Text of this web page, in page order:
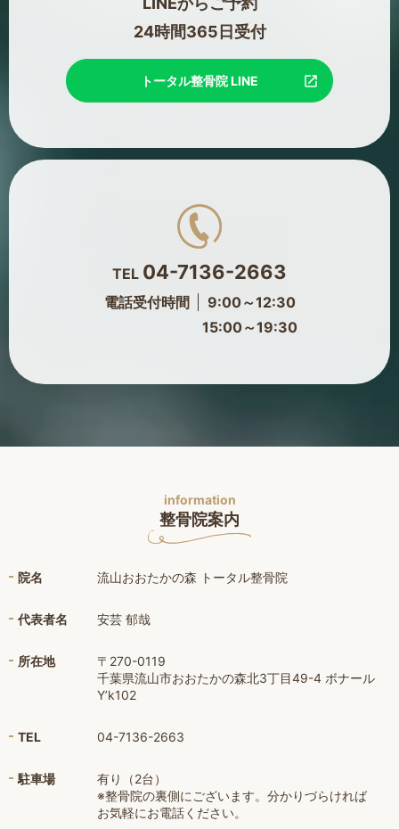
24時間365日受付
トータル整骨院 LINE
TEL 04-7136-2663
電話受付時間
9:00～12:30
15:00～19:30
information
整骨院案内
院名 流山おおたかの森 トータル整骨院
代表者名 安芸 郁哉
所在地
〒270-0119
千葉県流山市おおたかの森北3丁目49-4 ボナール
Y’k102
TEL 04-7136-2663
駐車場
有り（2台）
※整骨院の裏側にございます。分かりづらければ
お気軽にお電話ください。